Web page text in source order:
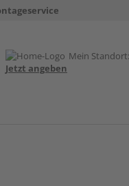
Mein Standort:
Jetzt angeben